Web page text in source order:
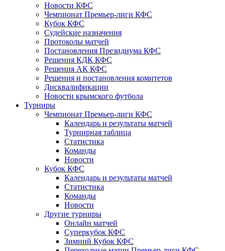
Новости КФС
Чемпионат Премьер-лиги КФС
Кубок КФС
Судейские назначения
Протоколы матчей
Постановления Президиума КФС
Решения КДК КФС
Решения АК КФС
Решения и постановления комитетов
Дисквалификации
Новости крымского футбола
Турниры
Чемпионат Премьер-лиги КФС
Календарь и результаты матчей
Турнирная таблица
Статистика
Команды
Новости
Кубок КФС
Календарь и результаты матчей
Статистика
Команды
Новости
Другие турниры
Онлайн матчей
Суперкубок КФС
Зимний Кубок КФС